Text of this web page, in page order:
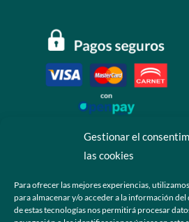
Gestionar el
las cookies
Para ofrecer las mejores experiencias,
para almacenar y/o acceder a la información
de estas tecnologías nos permitirá procesar
 +52 55 6173 7725 (Ventas)